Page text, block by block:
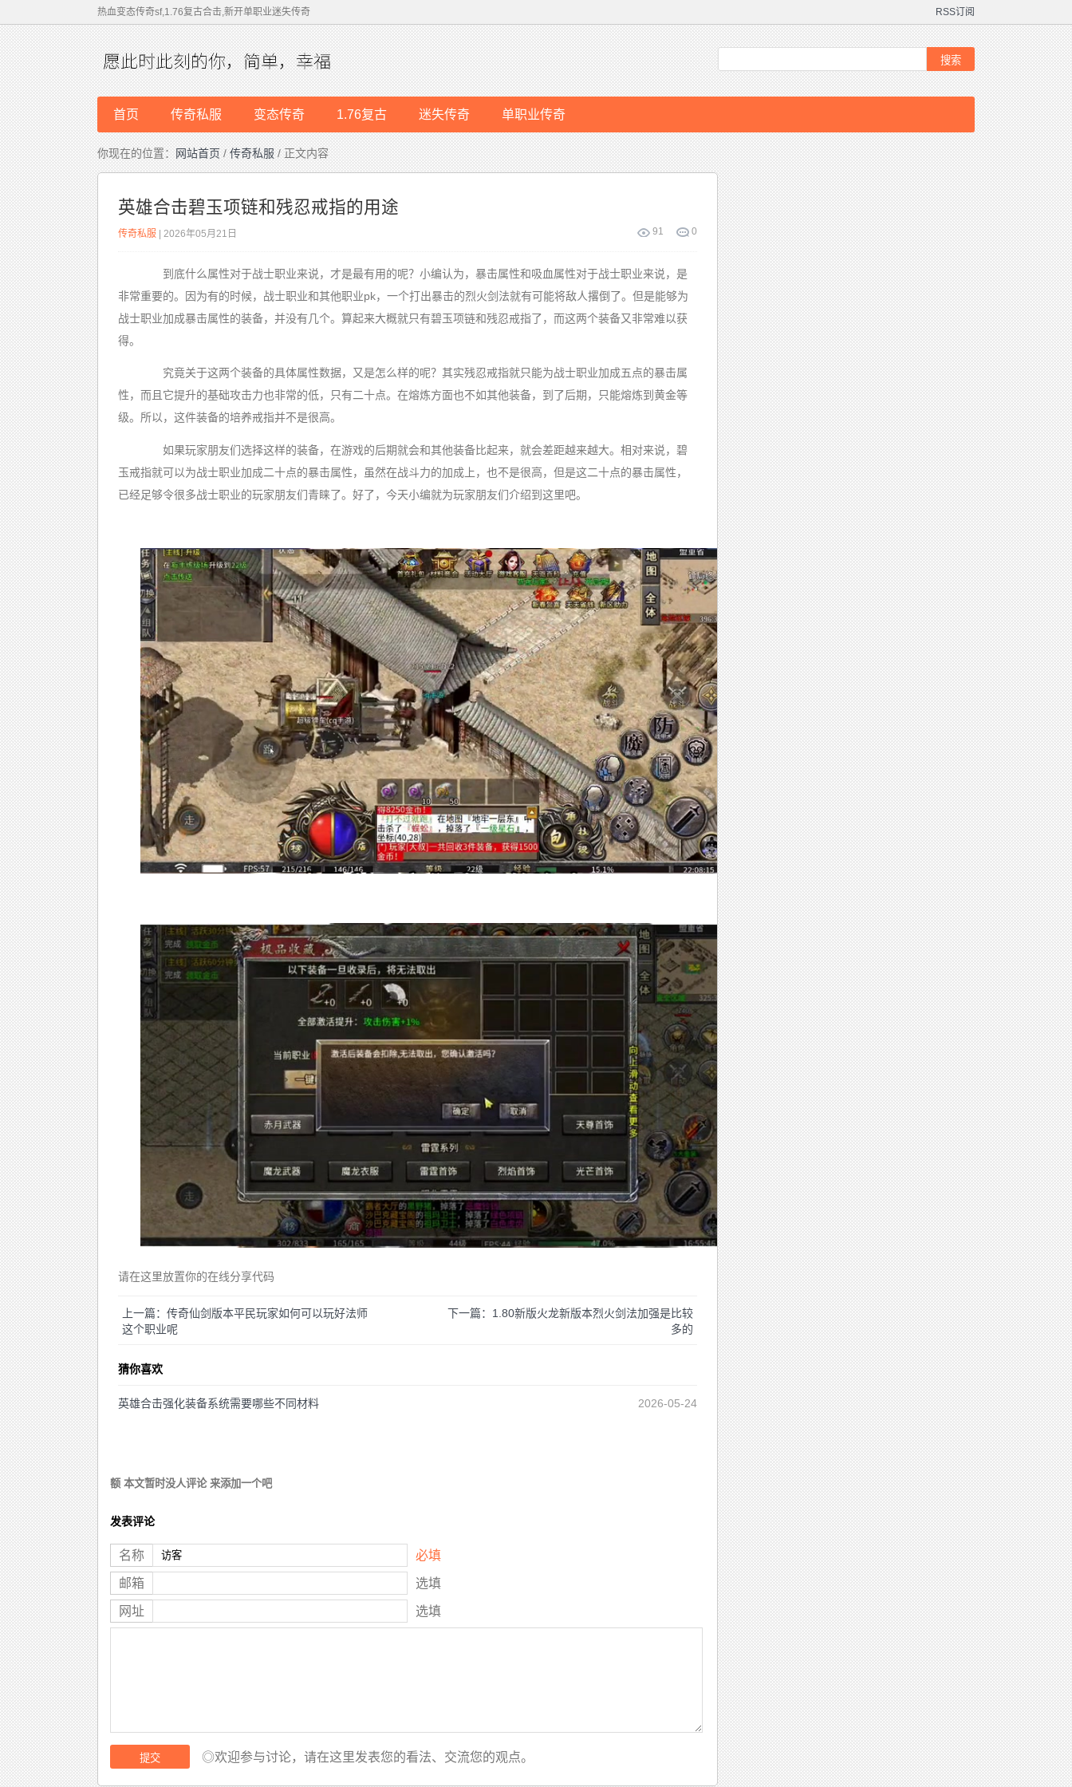
RSS订阅
热血变态传奇sf,1.76复古合击,新开单职业迷失传奇
首页 传奇私服 变态传奇 1.76复古 迷失传奇 单职业传奇
你现在的位置：网站首页/传奇私服/ 正文内容
英雄合击碧玉项链和残忍戒指的用途
91 0
传奇私服 | 2026年05月21日
到底什么属性对于战士职业来说，才是最有用的呢？小编认为，暴击属性和吸血属性对于战士职业来说，是
非常重要的。因为有的时候，战士职业和其他职业pk，一个打出暴击的烈火剑法就有可能将敌人撂倒了。但是能够为
战士职业加成暴击属性的装备，并没有几个。算起来大概就只有碧玉项链和残忍戒指了，而这两个装备又非常难以获
得。
究竟关于这两个装备的具体属性数据，又是怎么样的呢？其实残忍戒指就只能为战士职业加成五点的暴击属
性，而且它提升的基础攻击力也非常的低，只有二十点。在熔炼方面也不如其他装备，到了后期，只能熔炼到黄金等
级。所以，这件装备的培养戒指并不是很高。
如果玩家朋友们选择这样的装备，在游戏的后期就会和其他装备比起来，就会差距越来越大。相对来说，碧
玉戒指就可以为战士职业加成二十点的暴击属性，虽然在战斗力的加成上，也不是很高，但是这二十点的暴击属性，
已经足够令很多战士职业的玩家朋友们青睐了。好了，今天小编就为玩家朋友们介绍到这里吧。
请在这里放置你的在线分享代码
上一篇：传奇仙剑版本平民玩家如何可以玩好法师
这个职业呢
下一篇：1.80新版火龙新版本烈火剑法加强是比较
多的
猜你喜欢
2026-05-24
英雄合击强化装备系统需要哪些不同材料
额 本文暂时没人评论 来添加一个吧
发表评论
名称 必填
邮箱 选填
网址 选填
◎欢迎参与讨论，请在这里发表您的看法、交流您的观点。